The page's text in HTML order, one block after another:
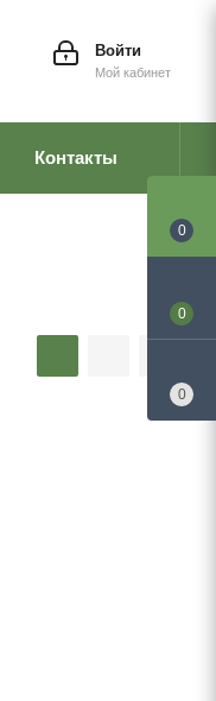
Войти
Мой кабинет
Контакты
0
0
0